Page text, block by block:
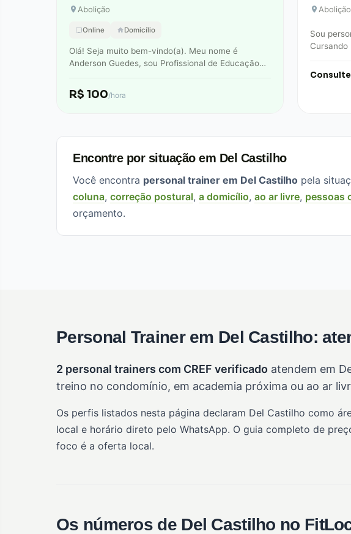
Abolição
Online Domicílio
Olá! Seja muito bem-vindo(a). Meu nome é
Anderson Guedes, sou Profissional de Educação
missão é…
R$ 100/hora
Abolição
Sou
Cursando
Encontre por situação em Del Castilho
Você encontra personal trainer em Del Castilho pela
coluna, correção postural, a domicílio, ao ar livre, pessoas
orçamento.
Personal Trainer em Del Castilho:
2 personal trainers com CREF verificado atendem em
treino no condomínio, em academia próxima ou ao ar
Os perfis listados nesta página declaram Del Castilho como
local e horário direto pelo WhatsApp. O guia completo de
foco é a oferta local.
Os números de Del Castilho no